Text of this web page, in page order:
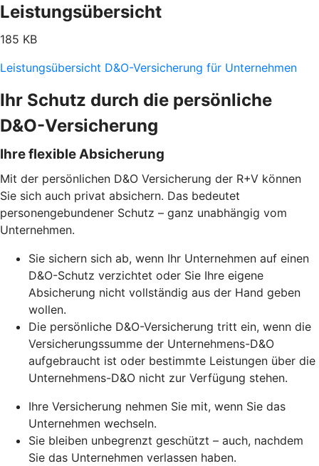
Leistungsübersicht
185 KB
Leistungsübersicht D&O-Versicherung für Unternehmen
Ihr Schutz durch die persönliche
D&O-Versicherung
Ihre flexible Absicherung
Mit der persönlichen D&O Versicherung der R+V können
Sie sich auch privat absichern. Das bedeutet
personengebundener Schutz – ganz unabhängig vom
Unternehmen.
Sie sichern sich ab, wenn Ihr Unternehmen auf einen
D&O-Schutz verzichtet oder Sie Ihre eigene
Absicherung nicht vollständig aus der Hand geben
wollen.
Die persönliche D&O-Versicherung tritt ein, wenn die
Versicherungssumme der Unternehmens-D&O
aufgebraucht ist oder bestimmte Leistungen über die
Unternehmens-D&O nicht zur Verfügung stehen.
Ihre Versicherung nehmen Sie mit, wenn Sie das
Unternehmen wechseln.
Sie bleiben unbegrenzt geschützt – auch, nachdem
Sie das Unternehmen verlassen haben.